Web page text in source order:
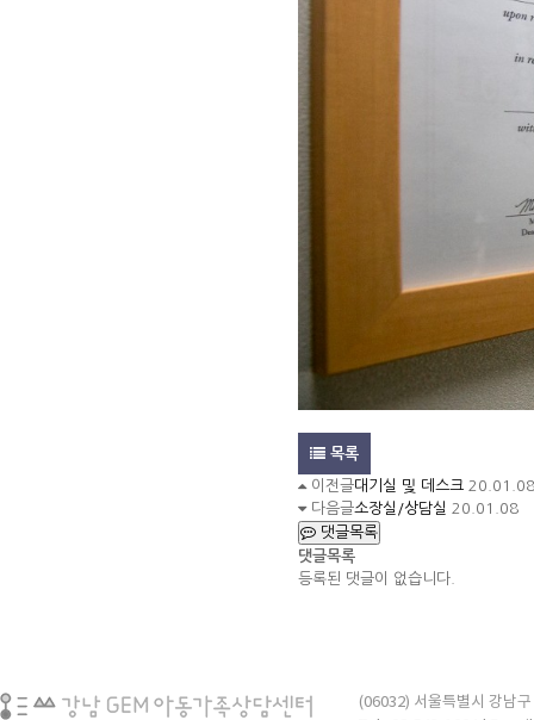
목록
이전글대기실 및 데스크 20.01.08
다음글소장실/상담실 20.01.08
댓글목록
댓글목록
등록된 댓글이 없습니다.
(06032) 서울특별시 강남